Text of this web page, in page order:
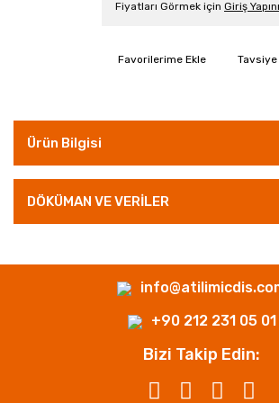
Fiyatları Görmek için Giriş
Tavsiye
Ürün Bilgisi
DÖKÜMAN VE VERİLER
+90 212 231 05 01
Bizi Takip Edin: